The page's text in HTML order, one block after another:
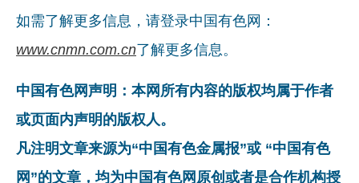
如需了解更多信息，请登录中国有色网：
www.cnmn.com.cn了解更多信息。
中国有色网声明：本网所有内容的版权均属于作者
或页面内声明的版权人。
凡注明文章来源为“中国有色金属报”或 “中国有色
网”的文章，均为中国有色网原创或者是合作机构授